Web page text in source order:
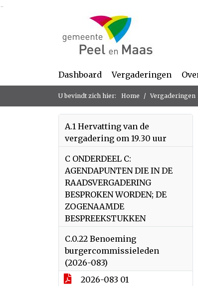
Ga naar de inhoud van deze pagina
Dashboard Vergaderingen
U bevindt zich hier: Home Vergaderingen
A.1 Hervatting van de
vergadering om 19.30 uur
C ONDERDEEL C:
AGENDAPUNTEN DIE IN DE
RAADSVERGADERING
BESPROKEN WORDEN; DE
ZOGENAAMDE
BESPREEKSTUKKEN
C.0.22 Benoeming
burgercommissieleden
(2026-083)
2026-083 01